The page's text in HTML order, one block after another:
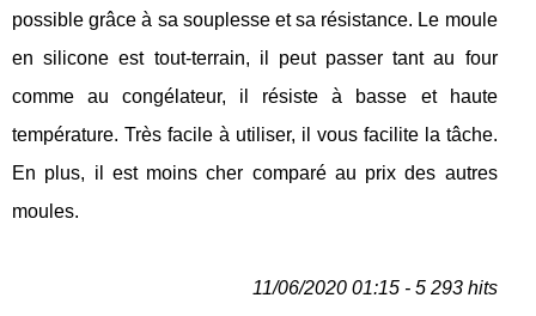
possible grâce à sa souplesse et sa résistance. Le moule
en silicone est tout-terrain, il peut passer tant au four
comme au congélateur, il résiste à basse et haute
température. Très facile à utiliser, il vous facilite la tâche.
En plus, il est moins cher comparé au prix des autres
moules.
11/06/2020 01:15 - 5 293 hits